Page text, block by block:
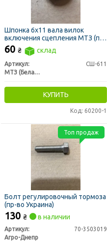
Шпонка 6х11 вала вилок
включения сцепления МТЗ (пр-
во МТЗ)
60 ₴ склад
Артикул:
СШ-611
МТЗ (Беларусь)
КУПИТЬ
Код: 60200-1
Болт регулировочный тормоза
(пр-во Украина)
130 ₴ в наличии
Артикул:
70-3503019
Агро-Днепр
Топ продаж